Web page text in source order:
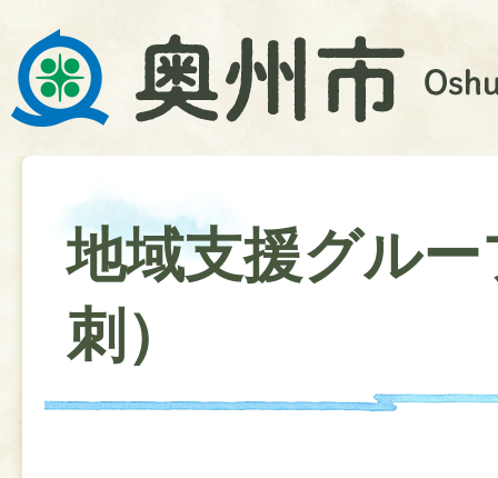
地域支援グルー
刺）